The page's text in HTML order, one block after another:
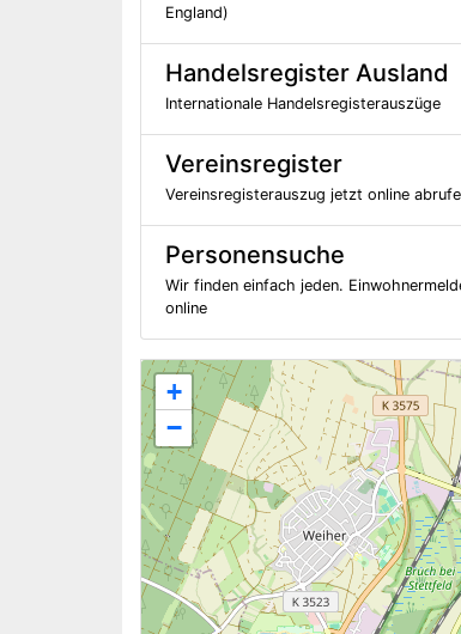
England)
Handelsregister Ausland
Internationale Handelsregisterauszüge
Vereinsregister
Vereinsregisterauszug jetzt online
Personensuche
Wir finden einfach jeden.
online
+
−